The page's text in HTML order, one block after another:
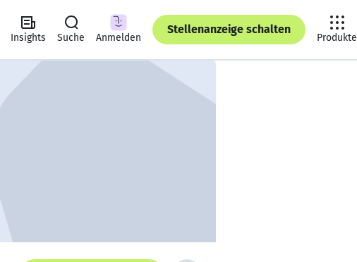
Insights Suche Anmelden
Stellenanzeige schalten
Produkte